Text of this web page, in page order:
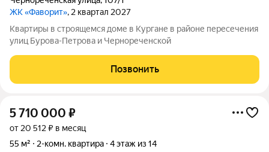
ЖК «Фаворит», 2 квартал 2027
Квартиры в строящемся доме в Кургане в районе пересечения
улиц Бурова-Петрова и Чернореченской
Позвонить
5 710 000 ₽
от 20 512 ₽ в месяц
55 м²
2-комн. квартира 4 этаж из 14